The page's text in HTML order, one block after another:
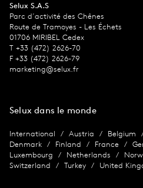
Selux S.A.S
Parc d´activité des Chênes
Route de Tramoyes - Les Échets
01706 MIRIBEL Cedex
T +33 (472) 2626-70
F +33 (472) 2626-79
marketing@selux.fr
Selux dans le monde
International Austria Belgium
Denmark
Finland France
Luxembourg
Netherlands
Switzerland
Turkey United